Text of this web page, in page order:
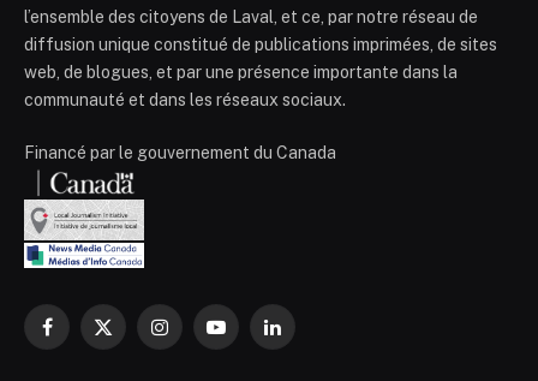
l’ensemble des citoyens de Laval, et ce, par notre réseau de
diffusion unique constitué de publications imprimées, de sites
web, de blogues, et par une présence importante dans la
communauté et dans les réseaux sociaux.
Financé par le gouvernement du Canada
Facebook
X
InstagramYouTubeLinkedIn